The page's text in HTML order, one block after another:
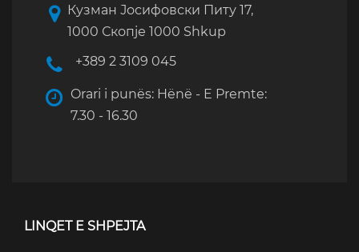
Кузман Јосифовски Питу 17,
1000 Скопје 1000 Shkup
+389 2 3109 045
Orari i punës: Hënë - E Premte:
7.30 - 16.30
LINQET E SHPEJTA